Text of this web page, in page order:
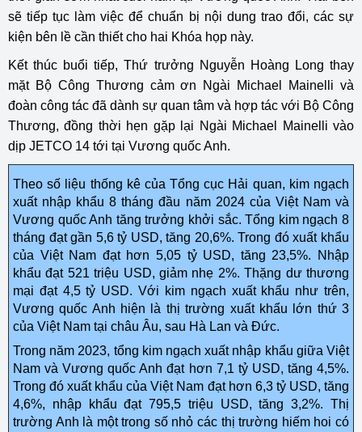
sẽ tiếp tục làm việc để chuẩn bị nội dung trao đổi, các sự
kiện bên lề cần thiết cho hai Khóa họp này.
Kết thúc buổi tiếp, Thứ trưởng Nguyễn Hoàng Long thay
mặt Bộ Công Thương cảm ơn Ngài Michael Mainelli và
đoàn công tác đã dành sự quan tâm và hợp tác với Bộ Công
Thương, đồng thời hẹn gặp lại Ngài Michael Mainelli vào
dịp JETCO 14 tới tại Vương quốc Anh.
Theo số liệu thống kê của Tổng cục Hải quan, kim ngạch
xuất nhập khẩu 8 tháng đầu năm 2024 của Việt Nam và
Vương quốc Anh tăng trưởng khởi sắc. Tổng kim ngạch 8
tháng đạt gần 5,6 tỷ USD, tăng 20,6%. Trong đó xuất khẩu
của Việt Nam đạt hơn 5,05 tỷ USD, tăng 23,5%. Nhập
khẩu đạt 521 triệu USD, giảm nhẹ 2%. Thặng dư thương
mại đạt 4,5 tỷ USD. Với kim ngạch xuất khẩu như trên,
Vương quốc Anh hiện là thị trường xuất khẩu lớn thứ 3
của Việt Nam tại châu Âu, sau Hà Lan và Đức.
Trong năm 2023, tổng kim ngạch xuất nhập khẩu giữa Việt
Nam và Vương quốc Anh đạt hơn 7,1 tỷ USD, tăng 4,5%.
Trong đó xuất khẩu của Việt Nam đạt hơn 6,3 tỷ USD, tăng
4,6%, nhập khẩu đạt 795,5 triệu USD, tăng 3,2%. Thị
trường Anh là một trong số nhỏ các thị trường hiếm hoi có